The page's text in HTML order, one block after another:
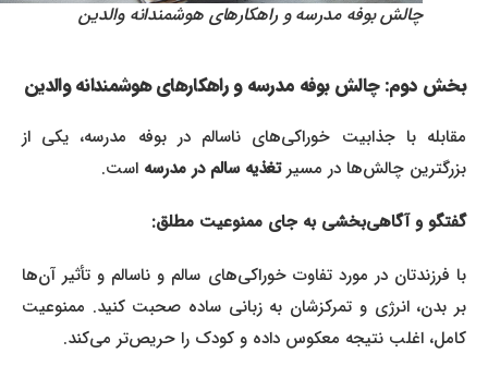
چالش بوفه مدرسه و راهکارهای هوشمندانه والدین
بخش دوم: چالش بوفه مدرسه و راهکارهای هوشمندانه والدین
مقابله با جذابیت خوراکی‌های ناسالم در بوفه مدرسه، یکی از
بزرگترین چالش‌ها در مسیرتغذیه سالم در مدرسهاست.
گفتگو و آگاهی‌بخشی به جای ممنوعیت مطلق:
با فرزندتان در مورد تفاوت خوراکی‌های سالم و ناسالم و تأثیر آن‌ها
بر بدن، انرژی و تمرکزشان به زبانی ساده صحبت کنید. ممنوعیت
کامل، اغلب نتیجه معکوس داده و کودک را حریص‌تر می‌کند.